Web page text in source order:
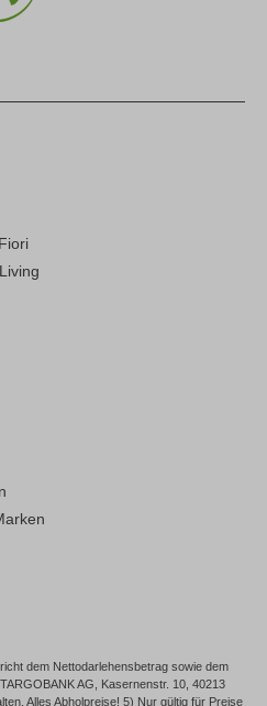
dem Nettodarlehensbetrag sowie dem
AG, Kasernenstr. 10, 40213
Alles Abholpreise! 5) Nur gültig für Preise